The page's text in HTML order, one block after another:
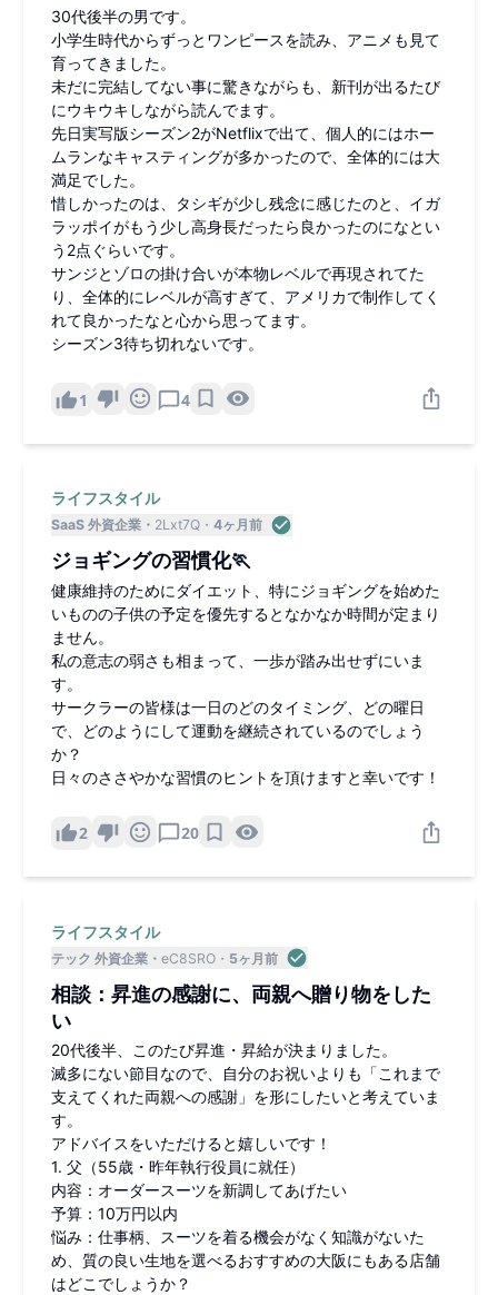
30代後半の男です。
小学生時代からずっとワンピースを読み、アニメも見て
育ってきました。
未だに完結してない事に驚きながらも、新刊が出るたび
にウキウキしながら読んでます。
先日実写版シーズン2がNetflixで出て、個人的にはホー
ムランなキャスティングが多かったので、全体的には大
満足でした。
惜しかったのは、タシギが少し残念に感じたのと、イガ
ラッポイがもう少し高身長だったら良かったのになとい
う2点ぐらいです。
サンジとゾロの掛け合いが本物レベルで再現されてた
り、全体的にレベルが高すぎて、アメリカで制作してく
れて良かったなと心から思ってます。
シーズン3待ち切れないです。
1 4
ライフスタイル
SaaS 外資企業 2Lxt7Q 4ヶ月前
ジョギングの習慣化🏃
健康維持のためにダイエット、特にジョギングを始めた
いものの子供の予定を優先するとなかなか時間が定まり
ません。
私の意志の弱さも相まって、一歩が踏み出せずにいま
す。
サークラーの皆様は一日のどのタイミング、どの曜日
で、どのようにして運動を継続されているのでしょう
か？
日々のささやかな習慣のヒントを頂けますと幸いです！
2 20
ライフスタイル
テック 外資企業 eC8SRO 5ヶ月前
相談：昇進の感謝に、両親へ贈り物をした
い
20代後半、このたび昇進・昇給が決まりました。
滅多にない節目なので、自分のお祝いよりも「これまで
支えてくれた両親への感謝」を形にしたいと考えていま
す。
アドバイスをいただけると嬉しいです！
1. 父（55歳・昨年執行役員に就任）
内容：オーダースーツを新調してあげたい
予算：10万円以内
悩み：仕事柄、スーツを着る機会がなく知識がないた
め、質の良い生地を選べるおすすめの大阪にもある店舗
はどこでしょうか？